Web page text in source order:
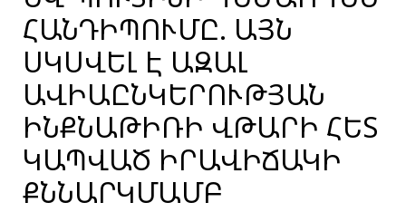
ՀԱՆԴԻՊՈՒՄԸ. ԱՅՆ
ՍԿՍՎԵԼ Է ԱԶԱԼ
ԱՎԻԱԸՆԿԵՐՈՒԹՅԱՆ
ԻՆՔՆԱԹԻՌԻ ՎԹԱՐԻ ՀԵՏ
ԿԱՊՎԱԾ ԻՐԱՎԻՃԱԿԻ
ՔՆՆԱՐԿՄԱՄԲ